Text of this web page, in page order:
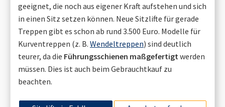
geeignet, die noch aus eigener Kraft aufstehen und sich
in einen Sitz setzen können. Neue Sitzlifte für gerade
Treppen gibt es schon ab rund 3.500 Euro. Modelle für
Kurventreppen (z. B. Wendeltreppen) sind deutlich
teurer, da die Führungsschienen maßgefertigt werden
müssen. Dies ist auch beim Gebrauchtkauf zu
beachten.